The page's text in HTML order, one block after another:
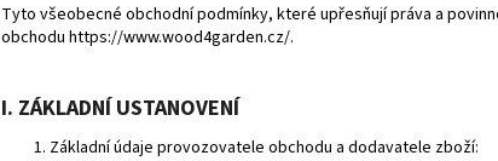
Tyto všeobecné obchodní podmínky, které upřesňují práva a
obchodu https://www.wood4garden.cz/.
I. ZÁKLADNÍ USTANOVENÍ
Základní údaje provozovatele obchodu a dodavatele zboží:
Doporučujeme